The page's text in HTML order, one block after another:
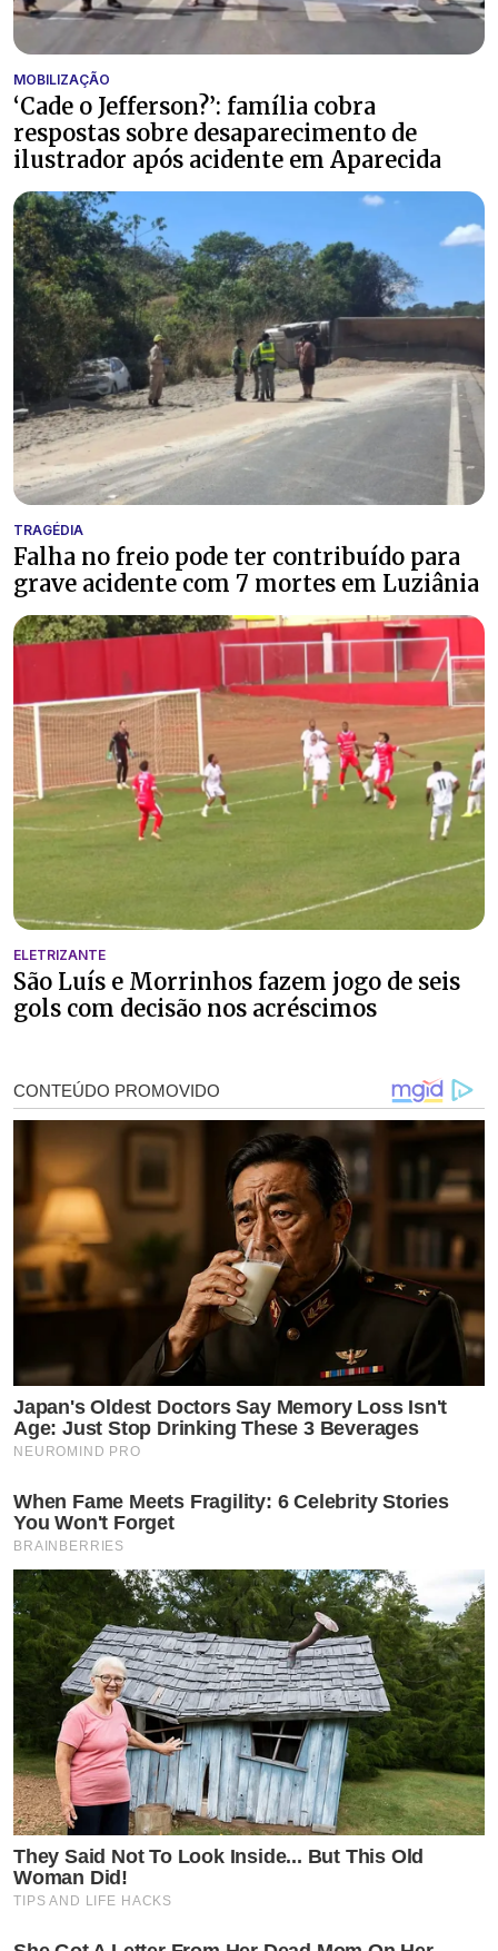
MOBILIZAÇÃO
‘Cade o Jefferson?’: família cobra
respostas sobre desaparecimento de
ilustrador após acidente em Aparecida
TRAGÉDIA
Falha no freio pode ter contribuído para
grave acidente com 7 mortes em Luziânia
ELETRIZANTE
São Luís e Morrinhos fazem jogo de seis
gols com decisão nos acréscimos